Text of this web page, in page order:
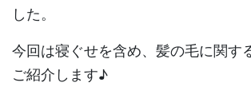
した。
今回は寝ぐせを含め、髪の毛に関す
ご紹介します♪